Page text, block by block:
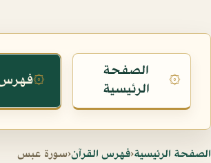
۞
الصفحة
الرئيسية
۞فهرس
الصفحة الرئيسية‹فهرس القرآن‹سورة عبس